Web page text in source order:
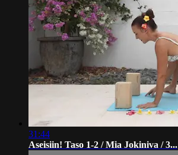
31:44
Aseisiin! Taso 1-2 / Mia Jokiniva / 3...